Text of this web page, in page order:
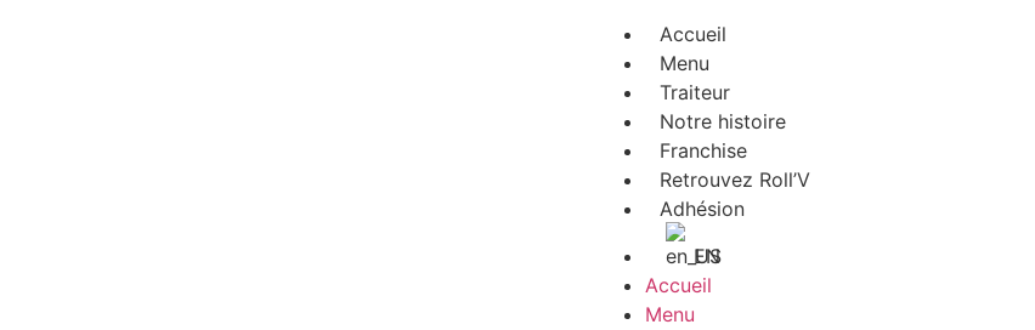
Accueil
Menu
Traiteur
Notre histoire
Franchise
Retrouvez Roll’V
Adhésion
EN
Accueil
Menu